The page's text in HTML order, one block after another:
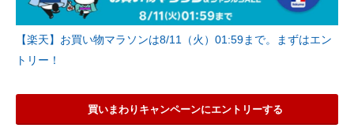
【楽天】お買い物マラソンは8/11（火）01:59まで。まずはエン
トリー！
買いまわりキャンペーンにエントリーする